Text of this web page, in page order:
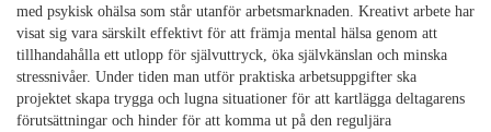
med psykisk ohälsa som står utanför arbetsmarknaden. Kreativt arbete har
visat sig vara särskilt effektivt för att främja mental hälsa genom att
tillhandahålla ett utlopp för självuttryck, öka självkänslan och minska
stressnivåer. Under tiden man utför praktiska arbetsuppgifter ska
projektet skapa trygga och lugna situationer för att kartlägga deltagarens
förutsättningar och hinder för att komma ut på den reguljära